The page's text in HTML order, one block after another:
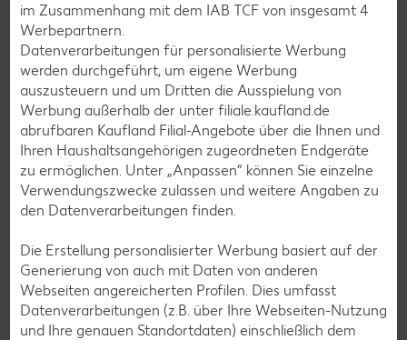
Salat-Rezepte
Spargel-Rezepte
Fleisch-Rezepte
Fisch-Rezepte
Geflügel-Rezepte
Lamm-Rezepte
Grill-Rezepte
Muffin-Rezepte
Apfelkuchen-Rezepte
Schokokuchen-Rezepte
im Zusammenhang mit dem IAB TCF von insgesamt 4
Werbepartnern.
Datenverarbeitungen für personalisierte Werbung
werden durchgeführt, um eigene Werbung
auszusteuern und um Dritten die Ausspielung von
Werbung außerhalb der unter filiale.kaufland.de
abrufbaren Kaufland Filial-Angebote über die Ihnen und
Ihren Haushaltsangehörigen zugeordneten Endgeräte
zu ermöglichen. Unter „Anpassen“ können Sie einzelne
Verwendungszwecke zulassen und weitere Angaben zu
den Datenverarbeitungen finden.
Die Erstellung personalisierter Werbung basiert auf der
Generierung von auch mit Daten von anderen
Webseiten angereicherten Profilen. Dies umfasst
Datenverarbeitungen (z.B. über Ihre Webseiten-Nutzung
und Ihre genauen Standortdaten) einschließlich dem